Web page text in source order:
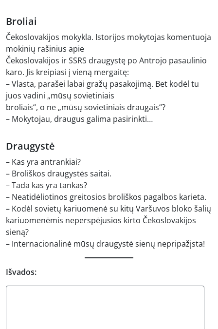
Broliai
Čekoslovakijos mokykla. Istorijos mokytojas komentuoja
mokinių rašinius apie
Čekoslovakijos ir SSRS draugystę po Antrojo pasaulinio
karo. Jis kreipiasi į vieną mergaitę:
– Vlasta, parašei labai gražų pasakojimą. Bet kodėl tu
juos vadini „mūsų sovietiniais
broliais“, o ne „mūsų sovietiniais draugais“?
– Mokytojau, draugus galima pasirinkti…
Draugystė
– Kas yra antrankiai?
– Broliškos draugystės saitai.
– Tada kas yra tankas?
– Neatidėliotinos greitosios broliškos pagalbos karieta.
– Kodėl sovietų kariuomenė su kitų Varšuvos bloko šalių
kariuomenėmis neperspėjusios kirto Čekoslovakijos
sieną?
– Internacionalinė mūsų draugystė sienų nepripažįsta!
Išvados: